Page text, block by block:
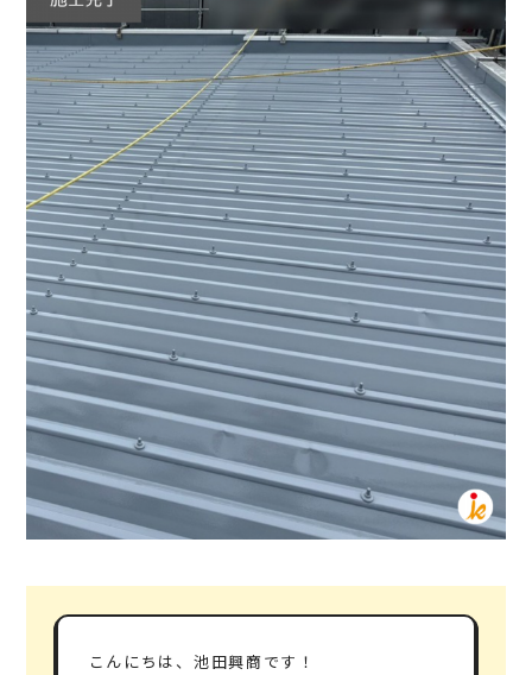
こんにちは、池田興商です！